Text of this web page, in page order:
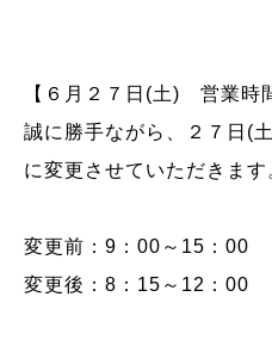
【６月２７日(土) 営業時
誠に勝手ながら、２７日(
に変更させていただきます
変更前：9：00～15：00
変更後：8：15～12：00